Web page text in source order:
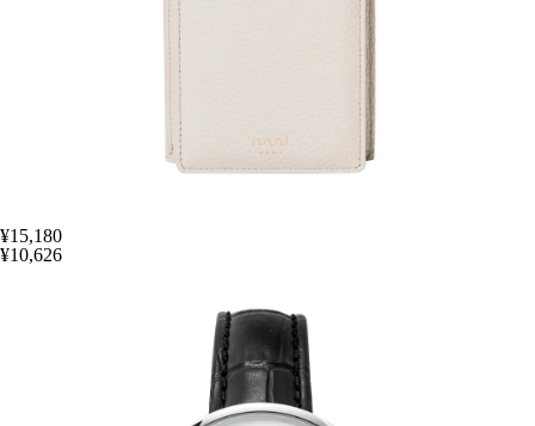
¥15,180
¥10,626